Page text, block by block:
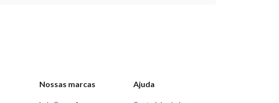
Nossas marcas Ajuda